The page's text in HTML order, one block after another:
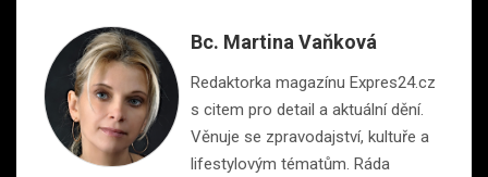
Bc. Martina Vaňková
Redaktorka magazínu Expres24.cz
s citem pro detail a aktuální dění.
Věnuje se zpravodajství, kultuře a
lifestylovým tématům. Ráda